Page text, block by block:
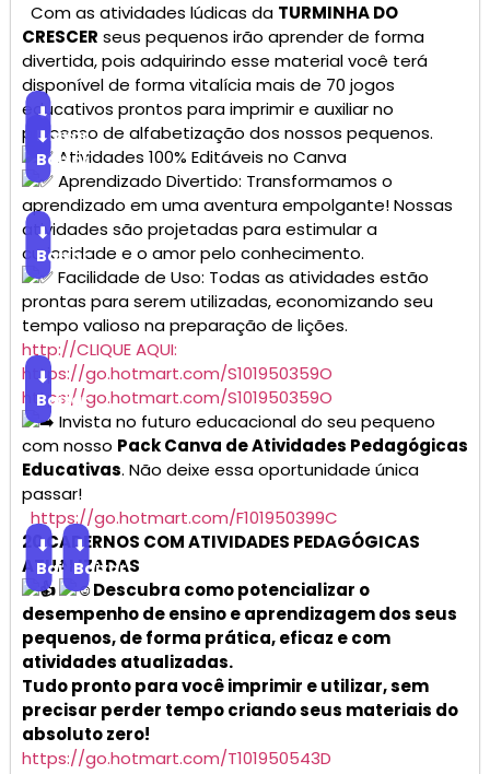
Com as atividades lúdicas da TURMINHA DO
CRESCER seus pequenos irão aprender de forma
divertida, pois adquirindo esse material você terá
disponível de forma vitalícia mais de 70 jogos
educativos prontos para imprimir e auxiliar no
processo de alfabetização dos nossos pequenos.
⬇
Baixar
Atividades 100% Editáveis no Canva
⬇
Baixar
Aprendizado Divertido: Transformamos o
aprendizado em uma aventura empolgante! Nossas
atividades são projetadas para estimular a
curiosidade e o amor pelo conhecimento.
⬇
Baixar
Facilidade de Uso: Todas as atividades estão
prontas para serem utilizadas, economizando seu
tempo valioso na preparação de lições.
http://CLIQUE AQUI:
https://go.hotmart.com/S101950359O
https://go.hotmart.com/S101950359O
⬇
Baixar
Invista no futuro educacional do seu pequeno
com nosso Pack Canva de Atividades Pedagógicas
Educativas. Não deixe essa oportunidade única
passar!
https://go.hotmart.com/F101950399C
20 CADERNOS COM ATIVIDADES PEDAGÓGICAS
ATUALIZADAS
⬇
Baixar
⬇
Baixar
Descubra como potencializar o
desempenho de ensino e aprendizagem dos seus
pequenos, de forma prática, eficaz e com
atividades atualizadas.
Tudo pronto para você imprimir e utilizar, sem
precisar perder tempo criando seus materiais do
absoluto zero!
https://go.hotmart.com/T101950543D